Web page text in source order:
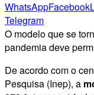
WhatsAppFacebook
Telegram
O modelo que se
pandemia deve
De acordo com o
Pesquisa (Inep), a